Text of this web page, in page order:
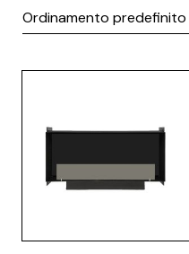
Ordinamento predefinito